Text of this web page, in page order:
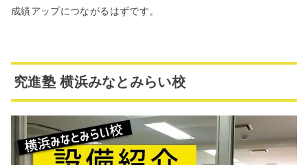
成績アップにつながるはずです。
究進塾 横浜みなとみらい校